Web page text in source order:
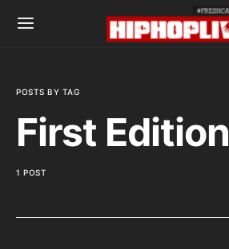
POSTS BY TAG
First Edition
1 POST